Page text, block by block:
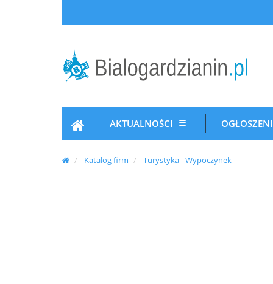
AKTUALNOŚCI
Katalog firm Turystyka - Wypoczynek